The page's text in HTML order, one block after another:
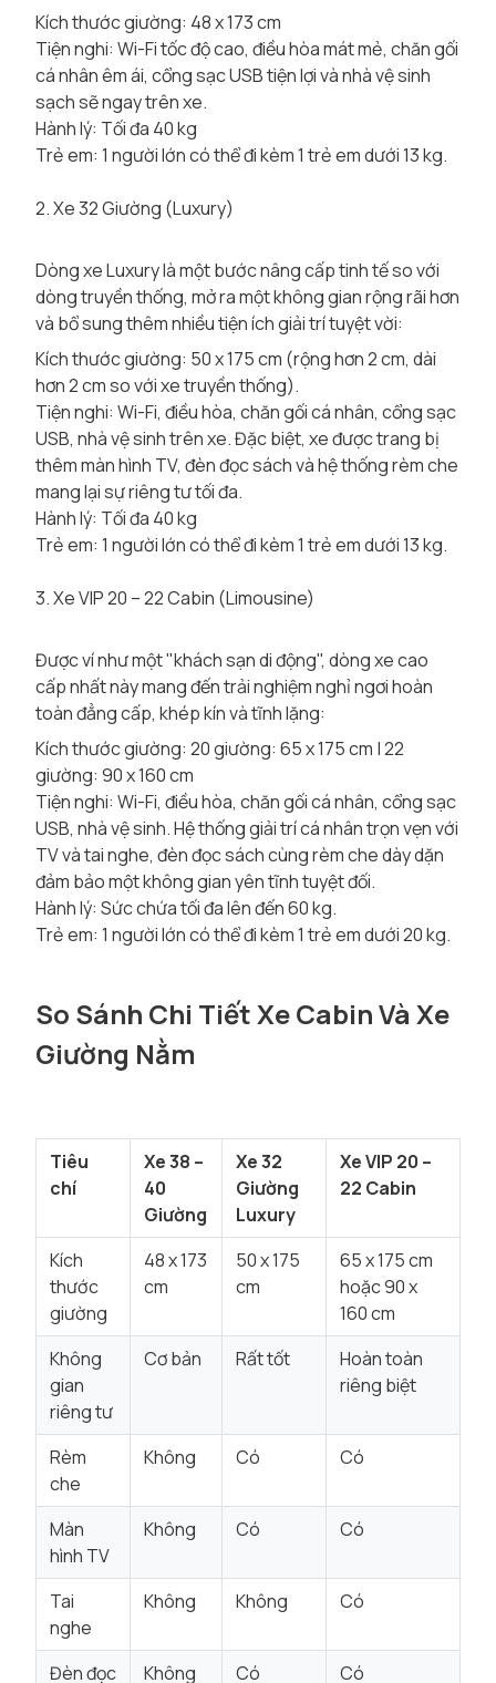
Kích thước giường: 48 x 173 cm
Tiện nghi: Wi-Fi tốc độ cao, điều hòa mát mẻ, chăn gối
cá nhân êm ái, cổng sạc USB tiện lợi và nhà vệ sinh
sạch sẽ ngay trên xe.
Hành lý: Tối đa 40 kg
Trẻ em: 1 người lớn có thể đi kèm 1 trẻ em dưới 13 kg.
2. Xe 32 Giường (Luxury)
Dòng xe Luxury là một bước nâng cấp tinh tế so với
dòng truyền thống, mở ra một không gian rộng rãi hơn
và bổ sung thêm nhiều tiện ích giải trí tuyệt vời:
Kích thước giường: 50 x 175 cm (rộng hơn 2 cm, dài
hơn 2 cm so với xe truyền thống).
Tiện nghi: Wi-Fi, điều hòa, chăn gối cá nhân, cổng sạc
USB, nhà vệ sinh trên xe. Đặc biệt, xe được trang bị
thêm màn hình TV, đèn đọc sách và hệ thống rèm che
mang lại sự riêng tư tối đa.
Hành lý: Tối đa 40 kg
Trẻ em: 1 người lớn có thể đi kèm 1 trẻ em dưới 13 kg.
3. Xe VIP 20 – 22 Cabin (Limousine)
Được ví như một "khách sạn di động", dòng xe cao
cấp nhất này mang đến trải nghiệm nghỉ ngơi hoàn
toàn đẳng cấp, khép kín và tĩnh lặng:
Kích thước giường: 20 giường: 65 x 175 cm | 22
giường: 90 x 160 cm
Tiện nghi: Wi-Fi, điều hòa, chăn gối cá nhân, cổng sạc
USB, nhà vệ sinh. Hệ thống giải trí cá nhân trọn vẹn với
TV và tai nghe, đèn đọc sách cùng rèm che dày dặn
đảm bảo một không gian yên tĩnh tuyệt đối.
Hành lý: Sức chứa tối đa lên đến 60 kg.
Trẻ em: 1 người lớn có thể đi kèm 1 trẻ em dưới 20 kg.
So Sánh Chi Tiết Xe Cabin Và Xe
Giường Nằm
Tiêu
chí
Xe 38 –
40
Giường
Xe 32
Giường
Luxury
Xe VIP 20 –
22 Cabin
Kích
thước
giường
48 x 173
cm
50 x 175
cm
65 x 175 cm
hoặc 90 x
160 cm
Không
gian
riêng tư
Cơ bản Rất tốt
Hoàn toàn
riêng biệt
Rèm
che
Không Có Có
Màn
hình TV
Không Có Có
Tai
nghe
Không Không Có
Đèn đọc Không Có Có